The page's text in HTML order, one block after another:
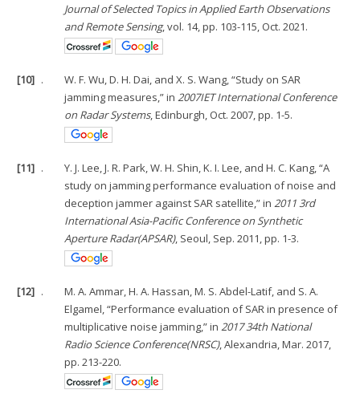
Journal of Selected Topics in Applied Earth Observations
and Remote Sensing, vol. 14, pp. 103-115, Oct. 2021.
[10] .
W. F. Wu, D. H. Dai, and X. S. Wang, “Study on SAR
jamming measures,” in2007IET International Conference
on Radar Systems, Edinburgh, Oct. 2007, pp. 1-5.
[11] .
Y. J. Lee, J. R. Park, W. H. Shin, K. I. Lee, and H. C. Kang, “A
study on jamming performance evaluation of noise and
deception jammer against SAR satellite,” in2011 3rd
International Asia-Pacific Conference on Synthetic
Aperture Radar(APSAR), Seoul, Sep. 2011, pp. 1-3.
[12] .
M. A. Ammar, H. A. Hassan, M. S. Abdel-Latif, and S. A.
Elgamel, “Performance evaluation of SAR in presence of
multiplicative noise jamming,” in2017 34th National
Radio Science Conference(NRSC), Alexandria, Mar. 2017,
pp. 213-220.